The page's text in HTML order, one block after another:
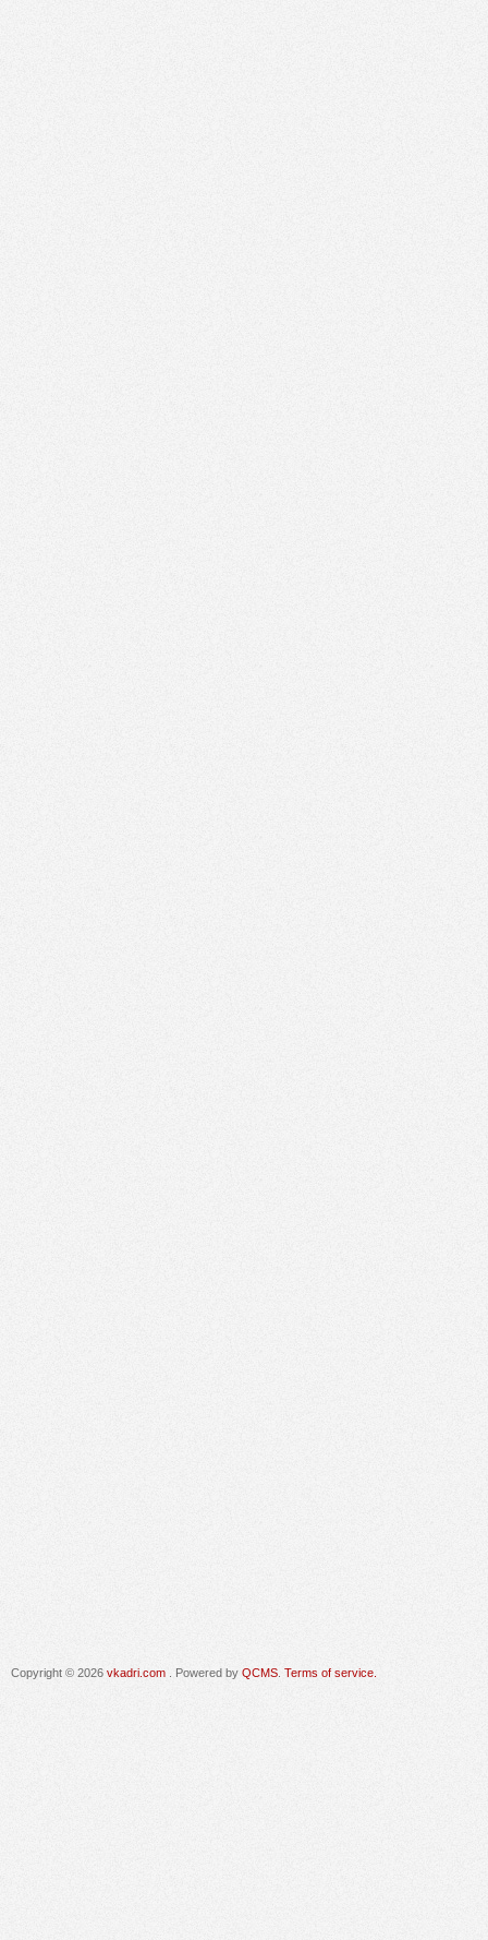
Copyright © 2026 vkadri.com . Powered by QCMS Terms of service.